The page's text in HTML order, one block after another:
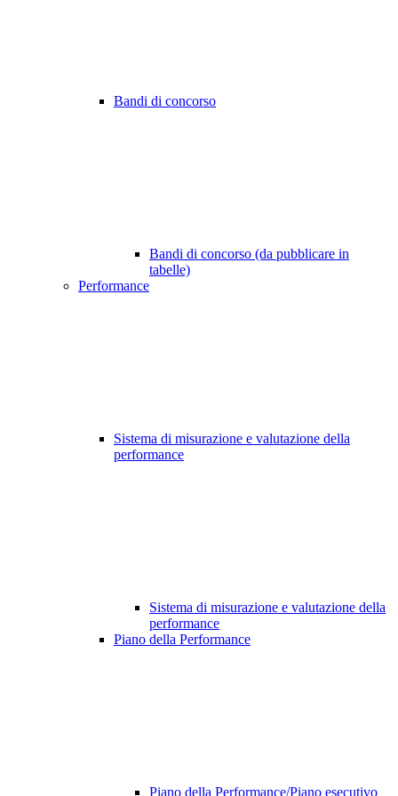
Bandi di concorso
Bandi di concorso (da pubblicare in
tabelle)
Performance
Sistema di misurazione e valutazione della
performance
Sistema di misurazione e valutazione della
performance
Piano della Performance
Piano della Performance/Piano esecutivo